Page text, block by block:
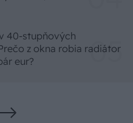
40-stupňových
z okna robia radiátor
eur?